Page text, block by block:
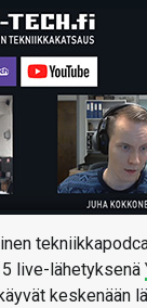
live-lähetyksenä
keskenään